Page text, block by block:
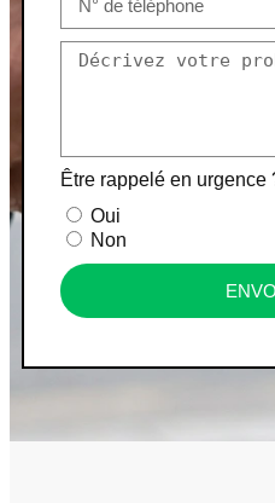
Être rappelé en urgence
Oui
Non